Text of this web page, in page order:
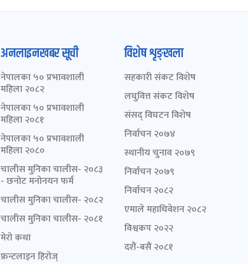
अनलाइनखबर सूची
नेपालका ५० प्रभावशाली
महिला २०८२
नेपालका ५० प्रभावशाली
महिला २०८१
नेपालका ५० प्रभावशाली
महिला २०८०
चालीस मुनिका चालीस- २०८३
- छनोट मनोनयन फर्म
चालीस मुनिका चालीस- २०८२
चालीस मुनिका चालीस- २०८१
मेरो कथा
फ्रन्टलाइन हिरोज्
विशेष शृङ्खला
सहकारी संकट विशेष
लघुवित्त संकट विशेष
संसद् विघटन विशेष
निर्वाचन २०७४
स्थानीय चुनाव २०७९
निर्वाचन २०७९
निर्वाचन २०८२
एमाले महाधिवेशन २०८२
विश्वकप २०२२
दशैं-बसैं २०८१